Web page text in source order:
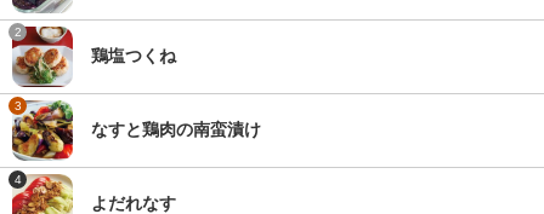
2
鶏塩つくね
3
なすと鶏肉の南蛮漬け
4
よだれなす